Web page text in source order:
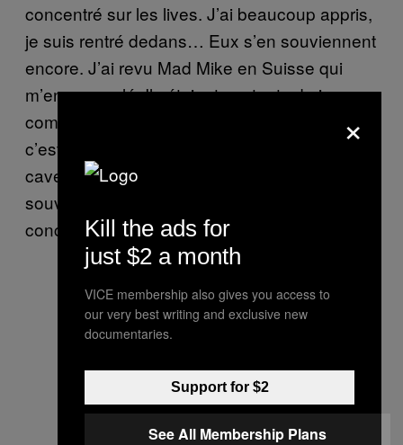
concentré sur les lives. J’ai beaucoup appris,
je suis rentré dedans… Eux s’en souviennent
encore. J’ai revu Mad Mike en Suisse qui
m’en a reparlé. Ils étaient contents de jouer
comme ça en France, alors que chez eux,
c’est plus dans des warehouses, dans des
caves, dans l’underground. Un super
souvenir car un groupe particulier, sans
concessions.
×
Kill the ads for
just $2 a month
VICE membership also gives you access to
our very best writing and exclusive new
documentaries.
Support for $2
See All Membership Plans